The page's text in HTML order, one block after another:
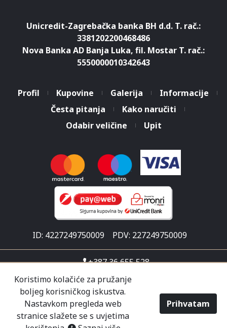
Koristimo kolačiće za pružanje
boljeg korisničkog iskustva.
Nastavkom pregleda web
stranice slažete se s uvjetima
Prihvatam
Unicredit-Zagrebačka banka BH d.d. T. rač.:
3381202200468486
Nova Banka AD Banja Luka, fil. Mostar T. rač.:
5550000010342643
Profil Kupovine Galerija
Informacije
Česta pitanja
Kako naručiti
Odabir veličine
Upit
ID: 4227249750009 PDV: 227249750009
+387 36 655 528
info@malisicshop.ba
Put za Ljubuški 1
Pon-sub 07:30 - 21:00